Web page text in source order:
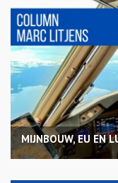
MIJNBOUW, EU EN